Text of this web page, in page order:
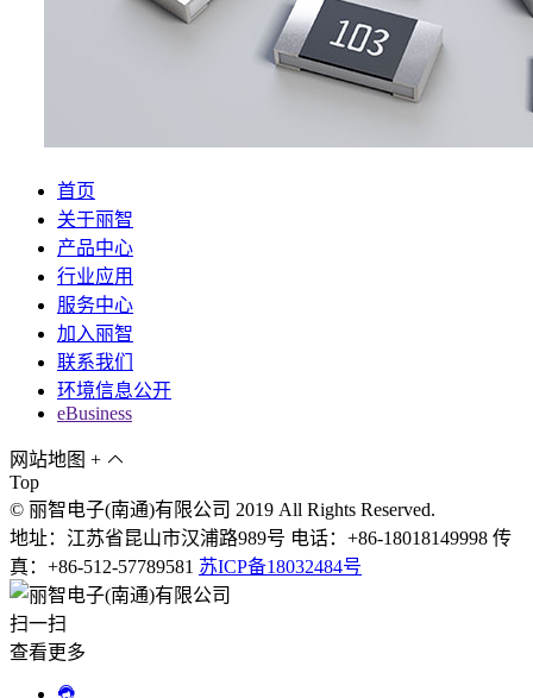
首页
关于丽智
产品中心
行业应用
服务中心
加入丽智
联系我们
环境信息公开
eBusiness
网站地图 +
Top
© 丽智电子(南通)有限公司 2019 All Rights Reserved.
地址：江苏省昆山市汉浦路989号 电话：+86-18018149998 传
真：+86-512-57789581 苏ICP备18032484号
扫一扫
查看更多